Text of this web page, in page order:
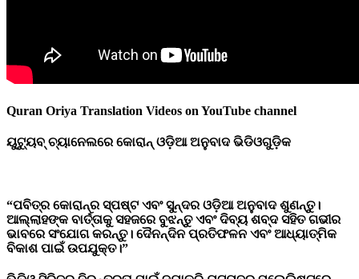
Quran Oriya Translation Videos on YouTube channel
ୟୁଟ୍ୟୁବ୍ ଚ୍ୟାନେଲରେ କୋରାନ୍ ଓଡ଼ିଆଅନୁବାଦ ଭିଡିଓଗୁଡ଼ିକ
“ପବିତ୍ର କୋରାନ୍‌ର ସ୍ପଷ୍ଟ ଏବଂ ସୁନ୍ଦର ଓଡ଼ିଆ ଅନୁବାଦ ଶୁଣନ୍ତୁ।
ଆଲ୍ଲାହଙ୍କ ବାର୍ତ୍ତାକୁ ସହଜରେ ବୁଝନ୍ତୁ ଏବଂ ଦିବ୍ୟ ଶବ୍ଦ ସହିତ ଗଭୀର
ଭାବରେ ସଂଯୋଗ କରନ୍ତୁ। ଦୈନନ୍ଦିନ ପ୍ରତିଫଳନ ଏବଂ ଆଧ୍ୟାତ୍ମିକ
ବିକାଶ ପାଇଁ ଉପଯୁକ୍ତ।”